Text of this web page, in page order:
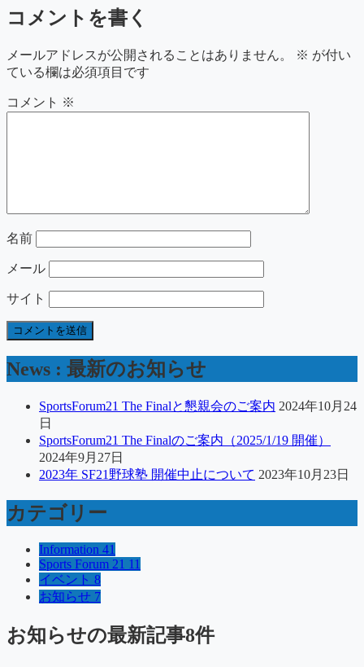
コメントを書く
メールアドレスが公開されることはありません。 ※ が付い
ている欄は必須項目です
コメント ※
名前
メール
サイト
News : 最新のお知らせ
SportsForum21 The Finalと懇親会のご案内 2024年10月24
日
SportsForum21 The Finalのご案内（2025/1/19 開催）
2024年9月27日
2023年 SF21野球塾 開催中止について 2023年10月23日
カテゴリー
Information 41
Sports Forum 21 11
イベント 8
お知らせ 7
お知らせの最新記事8件